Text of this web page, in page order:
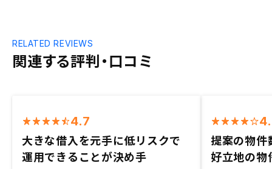
関連する評判・口コミ
RELATED REVIEWS
4.7
大きな借入を元手に低リスクで
運用できることが決め手
提案の物件
好立地の物